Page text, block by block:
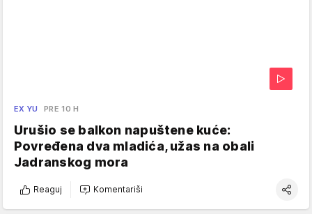
EX YU PRE 10 H
Urušio se balkon napuštene kuće:
Povređena dva mladića, užas na obali
Jadranskog mora
Reaguj Komentariši